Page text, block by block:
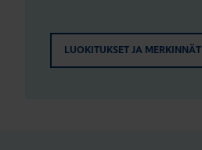
LUOKITUKSET JA MERKINNÄT